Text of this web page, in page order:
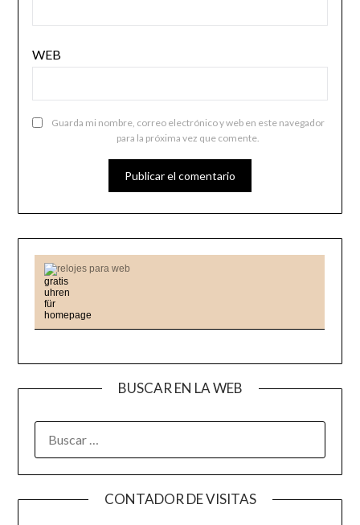
WEB
Guarda mi nombre, correo electrónico y web en este navegador
para la próxima vez que comente.
relojes para web
BUSCAR EN LA WEB
CONTADOR DE VISITAS